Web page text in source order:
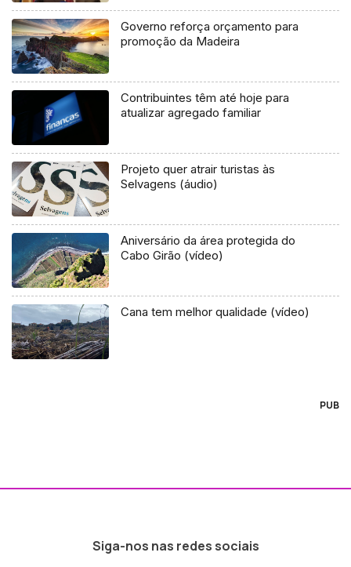
Governo reforça orçamento para
promoção da Madeira
Contribuintes têm até hoje para
atualizar agregado familiar
Projeto quer atrair turistas às
Selvagens (áudio)
Aniversário da área protegida do
Cabo Girão (vídeo)
Cana tem melhor qualidade (vídeo)
PUB
Siga-nos nas redes sociais